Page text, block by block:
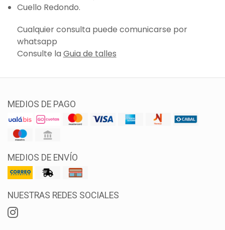
Cuello Redondo.
Cualquier consulta puede comunicarse por
whatsapp
Consulte la Guia de talles
MEDIOS DE PAGO
MEDIOS DE ENVÍO
NUESTRAS REDES SOCIALES